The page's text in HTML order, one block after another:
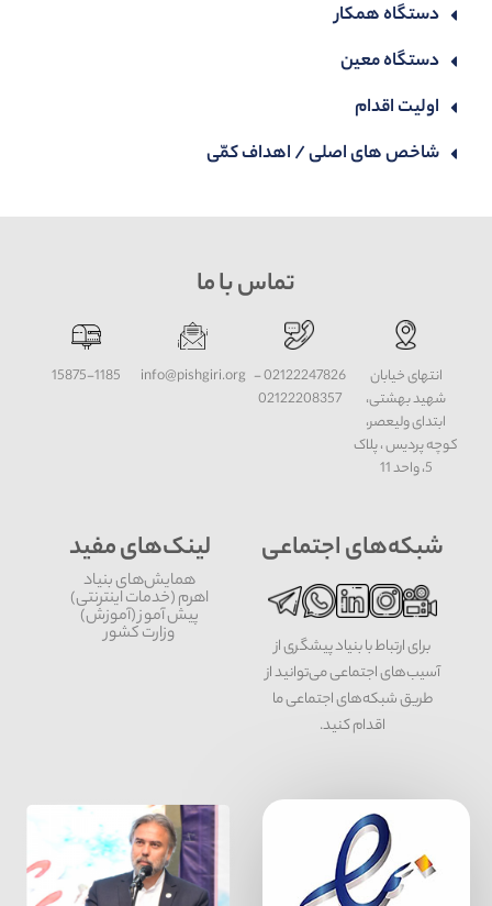
دستگاه همکار
دستگاه معین
اولیت اقدام
شاخص های اصلی / اهداف کمّی
تماس با ما
انتهای خیابان
شهید بهشتی،
ابتدای ولیعصر،
کوچه پردیس ، پلاک
5، واحد 11
02122247826 -
02122208357
info@pishgiri.org
15875-1185
شبکه‌های اجتماعی
برای ارتباط با بنیاد پیشگری از
آسیب‌های اجتماعی می‌توانید از
طریق شبکه‌‎های اجتماعی ما
اقدام کنید.
لینک‌های مفید
همایش‌های بنیاد
اهرم (خدمات اینترنتی)
پیش آموز (آموزش)
وزارت کشور